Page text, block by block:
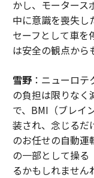
かし、モータース
中に意識を喪失し
セーフとして車を
は安全の観点から
雪野：ニューロテ
の負担は限りなく
で、BMI（ブレイ
装され、念じるだ
のお任せの自動運
の一部として操る
るかもしれません